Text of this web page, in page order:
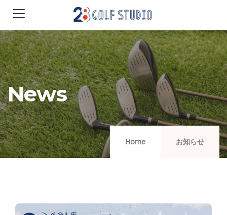
News
Home お知らせ